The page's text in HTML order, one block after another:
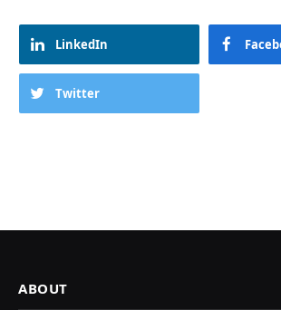
LinkedIn
Twitter
ABOUT